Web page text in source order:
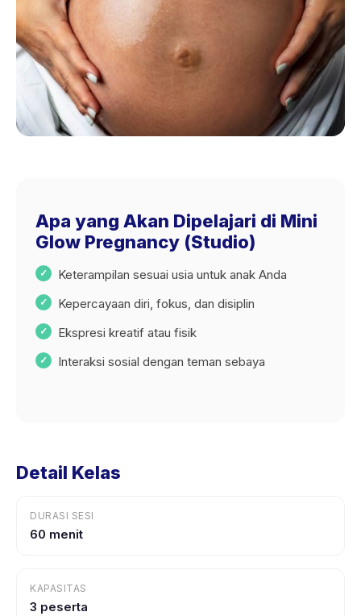
Apa yang Akan Dipelajari di Mini
Glow Pregnancy (Studio)
Keterampilan sesuai usia untuk anak Anda
Kepercayaan diri, fokus, dan disiplin
Ekspresi kreatif atau fisik
Interaksi sosial dengan teman sebaya
Detail Kelas
DURASI SESI
60 menit
KAPASITAS
3 peserta